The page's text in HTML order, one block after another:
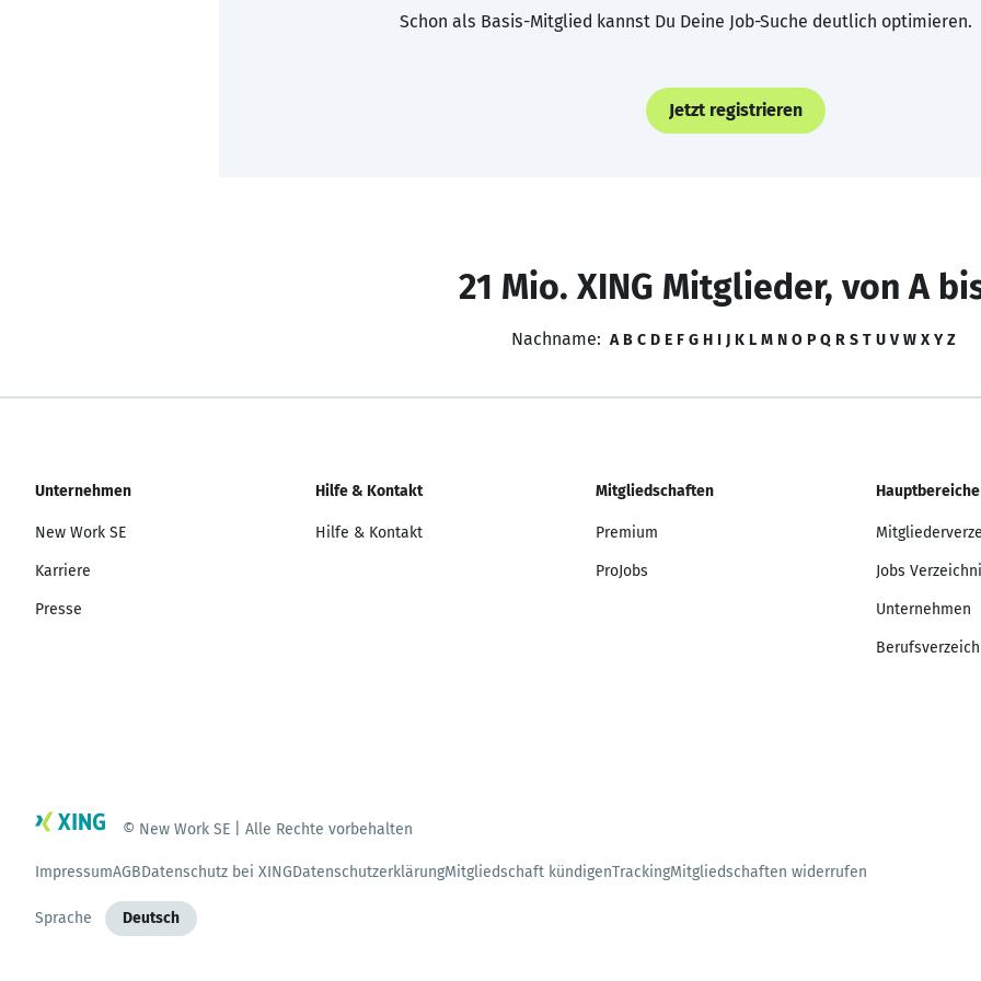
Schon als Basis-Mitglied kannst Du Deine Job-Suche deutlich optimieren.
Jetzt registrieren
21 Mio. XING Mitglieder, von A
Nachname: A B C D E F G H I J K L M N O P Q R S T U V W X Y Z
Unternehmen
New Work SE
Karriere
Presse
Hilfe & Kontakt
Hilfe & Kontakt
Mitgliedschaften
Premium
ProJobs
Hauptbereiche
Jobs
Unternehmen
© New Work SE | Alle Rechte vorbehalten
ImpressumAGBDatenschutz bei XINGDatenschutzerklärungMitgliedschaft kündigenTrackingMitgliedschaften widerrufen
Sprache Deutsch